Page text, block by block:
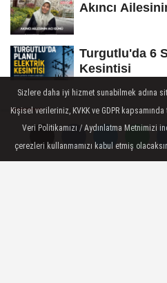
Akıncı
Turgutlu'da 6
Kesintisi
SPOR
Sizlere daha iyi hizmet sunabilmek adına
Kişisel verileriniz, KVKK ve GDPR
Veri Politikamızı / Aydınlatma Metnimizi
çerezleri kullanmamızı kabul etmiş